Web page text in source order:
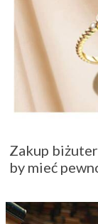
Zakup
by mieć